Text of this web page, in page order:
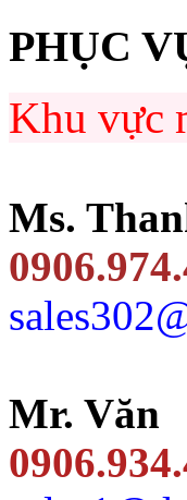
PHỤC
Khu vực
Ms.
Mr. Văn